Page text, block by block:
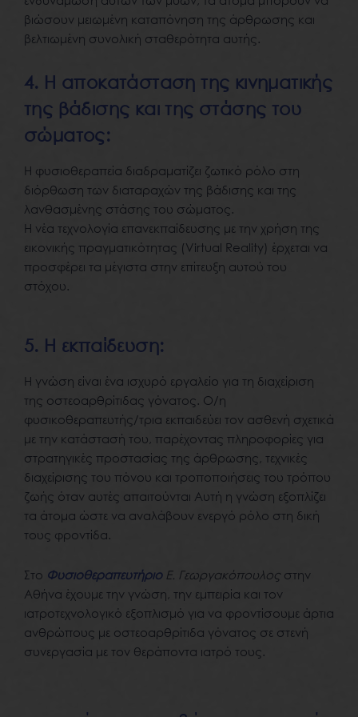
βιώσουν μειωμένη καταπόνηση της άρθρωσης και
βελτιωμένη συνολική σταθερότητα αυτής.
4. Η αποκατάσταση της κινηματικής
της βάδισης και της στάσης του
σώματος:
Η φυσιοθεραπεία διαδραματίζει ζωτικό ρόλο στη
διόρθωση των διαταραχών της βάδισης και της
λανθασμένης στάσης του σώματος.
Η νέα τεχνολογία επανεκπαίδευσης με την χρήση της
εικονικής πραγματικότητας (Virtual Reality) έρχεται να
προσφέρει τα μέγιστα στην επίτευξη αυτού του
στόχου.
5. Η εκπαίδευση:
Η γνώση είναι ένα ισχυρό εργαλείο για τη διαχείριση
της οστεοαρθρίτιδας γόνατος. Ο/η
φυσικοθεραπευτής/τρια εκπαιδεύει τον ασθενή σχετικά
με την κατάστασή του, παρέχοντας πληροφορίες για
στρατηγικές προστασίας της άρθρωσης, τεχνικές
διαχείρισης του πόνου και τροποποιήσεις του τρόπου
ζωής όταν αυτές απαιτούνται Αυτή η γνώση εξοπλίζει
τα άτομα ώστε να αναλάβουν ενεργό ρόλο στη δική
τους φροντίδα.
Στο Φυσιοθεραπευτήριο Ε. Γεωργακόπουλοςστην
Αθήνα έχουμε την γνώση, την εμπειρία και τον
ιατροτεχνολογικό εξοπλισμό για να φροντίσουμε άρτια
ανθρώπους με οστεοαρθρίτιδα γόνατος σε στενή
συνεργασία με τον θεράποντα ιατρό τους.